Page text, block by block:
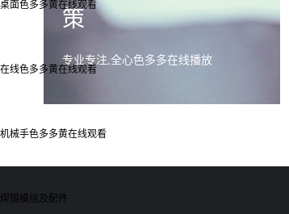
桌面色多多黄在线观看
在线色多多黄在线观看
机械手色多多黄在线观看
焊锡模组及配件
策
专业专注,全心色多多在线播放